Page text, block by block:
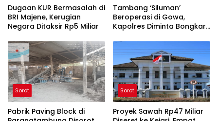
Dugaan KUR Bermasalah di
BRI Majene, Kerugian
Negara Ditaksir Rp5 Miliar
Tambang ‘Siluman’
Beroperasi di Gowa,
Kapolres Diminta Bongkar
Sorot
Pabrik Paving Block di
Sorot
Proyek Sawah Rp47 Miliar